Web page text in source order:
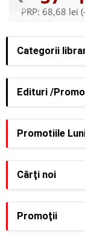
Categorii
Edituri /
PRP: 68,68 lei
Promotiile
Cărţi noi
Promoţii